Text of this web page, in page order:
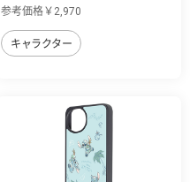
参考価格￥2,970
キャラクター